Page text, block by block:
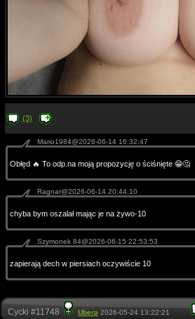
(3)
Mario1984@2026-06-14 16:32:47
Obłęd 🔥 To odp.na moją propozycję o ściśnięte 😁🤔
Ragnar@2026-06-14 20:44:10
chyba bym oszalał mając je na żywo-10
Szymonek 84@2026-06-15 22:53:53
zapierają dech w piersiach oczywiście 10
Cycki #11748 Ubera 2026-05-24 13:22:21